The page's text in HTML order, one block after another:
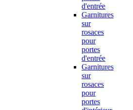
d'entrée
Garnitures
sur
rosaces
pour
portes
d'entrée
Garnitures
sur
rosaces
pour
portes